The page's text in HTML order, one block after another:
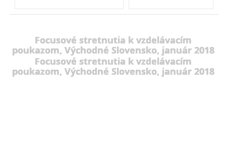
Focusové stretnutia k vzdelávacím
poukazom, Východné Slovensko, január 2018
Focusové stretnutia k vzdelávacím
poukazom, Východné Slovensko, január 2018